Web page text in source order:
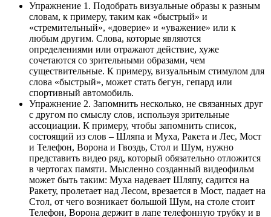
Упражнение 1. Подобрать визуальные образы к разным
словам, к примеру, таким как «быстрый» и
«стремительный», «доверие» и «уважение» или к
любым другим. Слова, которые являются
определениями или отражают действие, хуже
сочетаются со зрительными образами, чем
существительные. К примеру, визуальным стимулом для
слова «быстрый», может стать бегун, гепард или
спортивный автомобиль.
Упражнение 2. Запомнить несколько, не связанных друг
с другом по смыслу слов, используя зрительные
ассоциации. К примеру, чтобы запомнить список,
состоящий из слов – Шляпа и Муха, Ракета и Лес, Мост
и Телефон, Ворона и Гвоздь, Стол и Шум, нужно
представить видео ряд, который обязательно отложится
в чертогах памяти. Мысленно созданный видеофильм
может быть таким: Муха надевает Шляпу, садится на
Ракету, пролетает над Лесом, врезается в Мост, падает на
Стол, от чего возникает большой Шум, на столе стоит
Телефон, Ворона держит в лапе телефонную трубку и в